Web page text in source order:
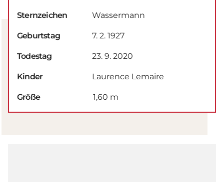
Sternzeichen Wassermann
Geburtstag 7. 2. 1927
Todestag 23. 9. 2020
Kinder Laurence Lemaire
Größe 1,60 m